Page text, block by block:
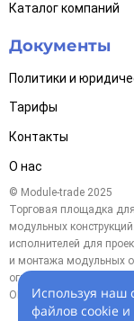
Используя наш
файлов cookie и
Каталог компаний
Документы
Политики и
Тарифы
Контакты
О нас
© Module-trade 2025
Торговая площадка
модульных
исполнителей для
и монтажа модульных
ограниченной
ОГРН 1254700005119